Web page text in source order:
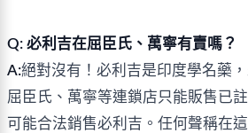
Q: 必利吉在屈臣氏、萬寧有賣嗎？
A:絕對沒有！必利吉是印度學名藥
屈臣氏、萬寧等連鎖店只能販售已
可能合法銷售必利吉。任何聲稱在